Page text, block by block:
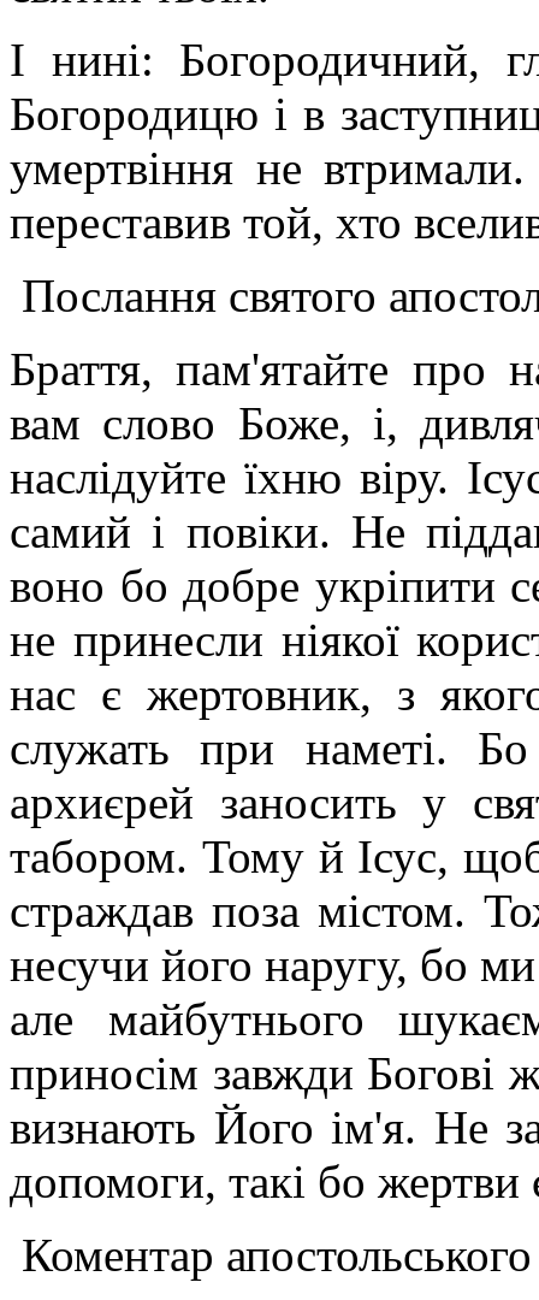
І нині: Богородичний,
Богородицю і в
умертвіння не
переставив той, хто
Послання святого
Браття, пам'ятайте про
вам слово Боже, і,
наслідуйте їхню віру.
самий і повіки. Не
воно бо добре укріпити
не принесли ніякої
нас є жертовник, з
служать при наметі.
архиєрей заносить у
табором. Тому й Ісус,
страждав поза містом.
несучи його наругу, бо
але майбутнього
приносім завжди Богові
визнають Його ім'я. Не
допомоги, такі бо жертви
Коментар